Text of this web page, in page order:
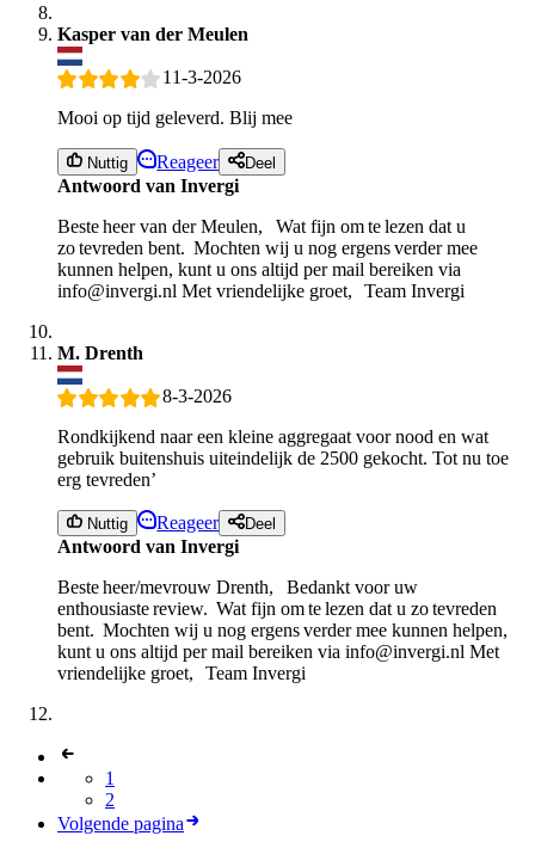
Kasper van der Meulen
11-3-2026
Mooi op tijd geleverd. Blij mee
Nuttig Reageer Deel
Antwoord van Invergi
Beste heer van der Meulen, Wat fijn om te lezen dat u
zo tevreden bent. Mochten wij u nog ergens verder mee
kunnen helpen, kunt u ons altijd per mail bereiken via
info@invergi.nl Met vriendelijke groet, Team Invergi
M. Drenth
8-3-2026
Rondkijkend naar een kleine aggregaat voor nood en wat
gebruik buitenshuis uiteindelijk de 2500 gekocht. Tot nu toe
erg tevreden’
Nuttig Reageer Deel
Antwoord van Invergi
Beste heer/mevrouw Drenth, Bedankt voor uw
enthousiaste review. Wat fijn om te lezen dat u zo tevreden
bent. Mochten wij u nog ergens verder mee kunnen helpen,
kunt u ons altijd per mail bereiken via info@invergi.nl Met
vriendelijke groet, Team Invergi
1
2
Volgende pagina